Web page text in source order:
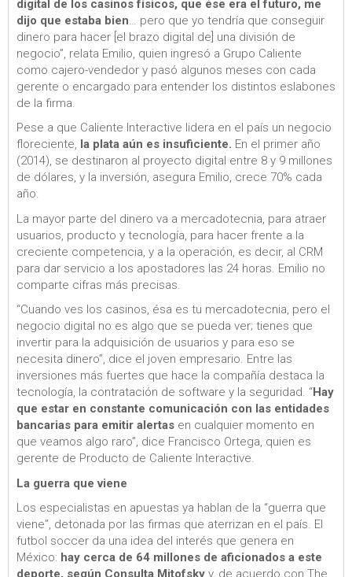
digital de los casinos físicos, que ése era el futuro, me
dijo que estaba bien … pero que yo tendría que conseguir
dinero para hacer [el brazo digital de] una división de
negocio”, relata Emilio, quien ingresó a Grupo Caliente
como cajero-vendedor y pasó algunos meses con cada
gerente o encargado para entender los distintos eslabones
de la firma.
Pese a que Caliente Interactive lidera en el país un negocio
floreciente, la plata aún es insuficiente. En el primer año
(2014), se destinaron al proyecto digital entre 8 y 9 millones
de dólares, y la inversión, asegura Emilio, crece 70% cada
año.
La mayor parte del dinero va a mercadotecnia, para atraer
usuarios, producto y tecnología, para hacer frente a la
creciente competencia, y a la operación, es decir, al CRM
para dar servicio a los apostadores las 24 horas. Emilio no
comparte cifras más precisas.
“Cuando ves los casinos, ésa es tu mercadotecnia, pero el
negocio digital no es algo que se pueda ver; tienes que
invertir para la adquisición de usuarios y para eso se
necesita dinero”, dice el joven empresario. Entre las
inversiones más fuertes que hace la compañía destaca la
tecnología, la contratación de software y la seguridad. “Hay
que estar en constante comunicación con las entidades
bancarias para emitir alertas en cualquier momento en
que veamos algo raro”, dice Francisco Ortega, quien es
gerente de Producto de Caliente Interactive.
La guerra que viene
Los especialistas en apuestas ya hablan de la “guerra que
viene”, detonada por las firmas que aterrizan en el país. El
futbol soccer da una idea del interés que genera en
México: hay cerca de 64 millones de aficionados a este
deporte, según Consulta Mitofsky y, de acuerdo con The